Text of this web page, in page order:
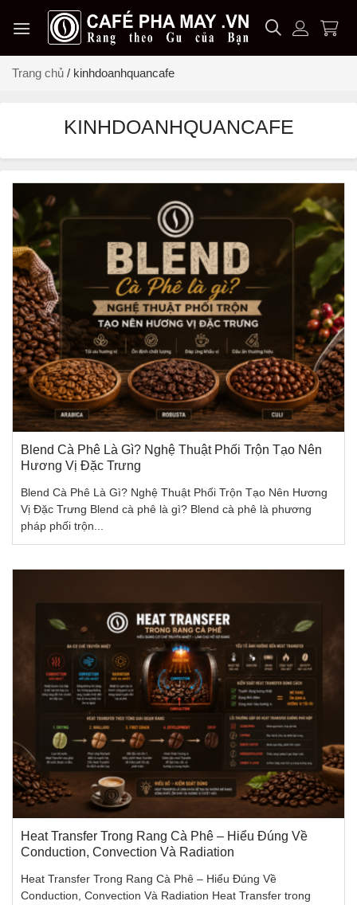
đến
dungTrang chủ / kinhdoanhquancafe
KINHDOANHQUANCAFE
Blend Cà Phê Là Gì? Nghệ Thuật Phối Trộn Tạo Nên
Hương Vị Đặc Trưng
Blend Cà Phê Là Gì? Nghệ Thuật Phối Trộn Tạo Nên Hương
Vị Đặc Trưng Blend cà phê là gì? Blend cà phê là phương
pháp phối trộn...
Heat Transfer Trong Rang Cà Phê – Hiểu Đúng Về
Conduction, Convection Và Radiation
Heat Transfer Trong Rang Cà Phê – Hiểu Đúng Về
Conduction, Convection Và Radiation Heat Transfer trong